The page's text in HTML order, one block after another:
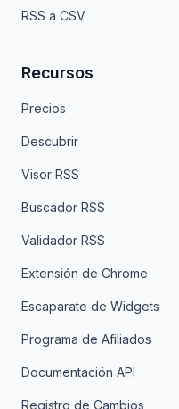
RSS a CSV
Recursos
Precios
Descubrir
Visor RSS
Buscador RSS
Validador RSS
Extensión de Chrome
Escaparate de Widgets
Programa de Afiliados
Documentación API
Registro de Cambios